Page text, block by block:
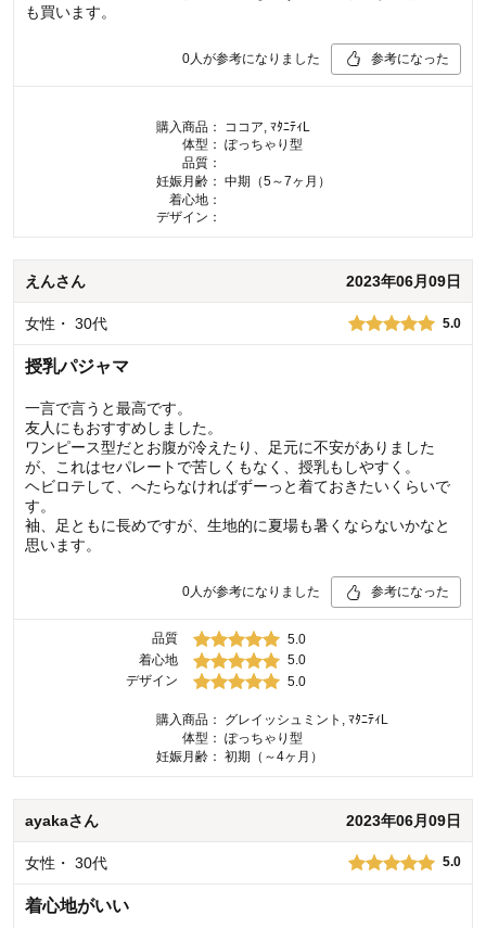
も買います。
0人が参考になりました 参考になった
購入商品：
ココア, ﾏﾀﾆﾃｨL
体型： ぽっちゃり型
品質：
妊娠月齢： 中期（5～7ヶ月）
着心地：
デザイン：
えんさん 2023年06月09日
女性 ・ 30代 5.0
授乳パジャマ
一言で言うと最高です。
友人にもおすすめしました。
ワンピース型だとお腹が冷えたり、足元に不安がありました
が、これはセパレートで苦しくもなく、授乳もしやすく。
ヘビロテして、へたらなければずーっと着ておきたいくらいで
す。
袖、足ともに長めですが、生地的に夏場も暑くならないかなと
思います。
0人が参考になりました 参考になった
品質
5.0
着心地
5.0
デザイン
5.0
購入商品：
グレイッシュミント, ﾏﾀﾆﾃｨL
体型： ぽっちゃり型
妊娠月齢： 初期（～4ヶ月）
ayakaさん 2023年06月09日
女性 ・ 30代 5.0
着心地がいい